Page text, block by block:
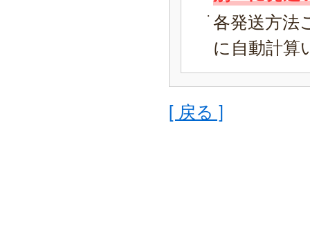
各発送方法
に自動計算
[ 戻る ]